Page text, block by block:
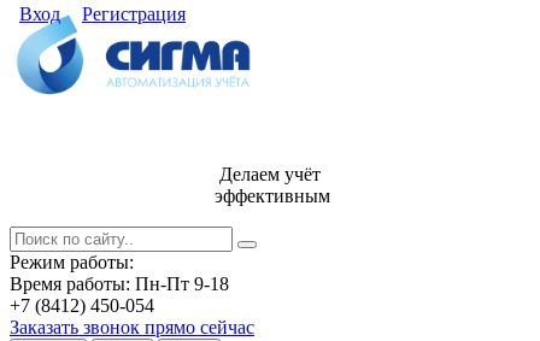
Вход Регистрация
Делаем учёт
эффективным
Режим работы:
Время работы: Пн-Пт 9-18
+7 (8412) 450-054
Заказать звонок прямо сейчас